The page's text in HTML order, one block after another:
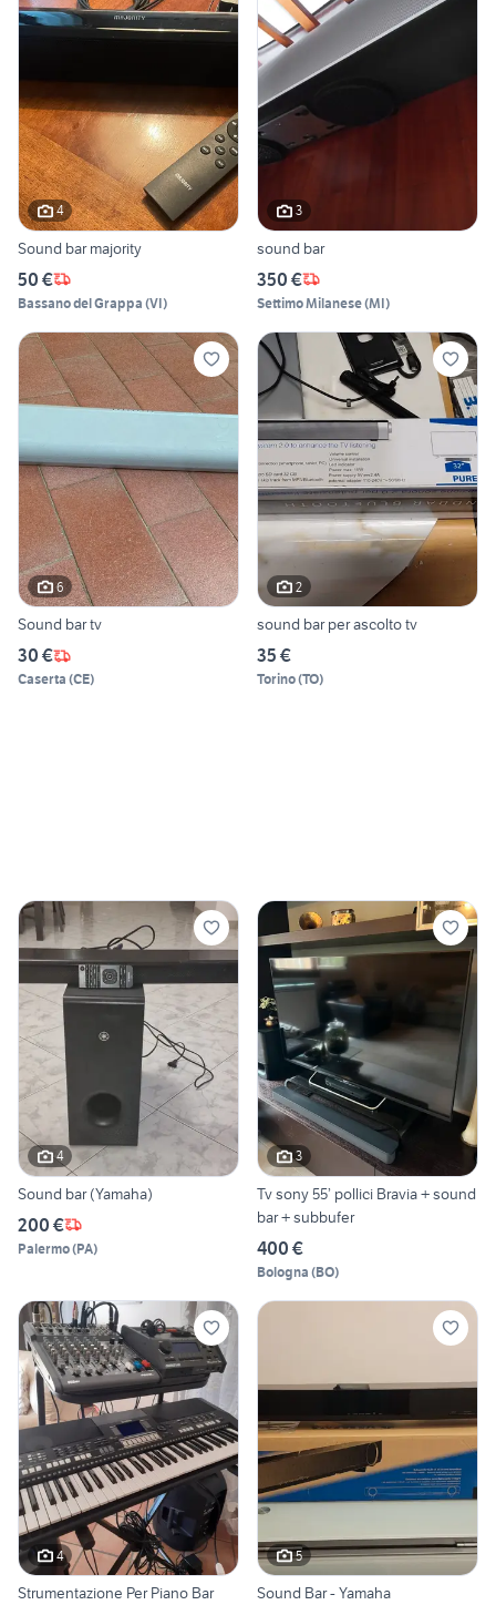
4
Sound bar majority
50 €
Bassano del Grappa (VI)
3
sound bar
350 €
Settimo Milanese(MI)
6
Sound bar tv
30 €
Caserta (CE)
2
sound bar per ascolto tv
35 €
Torino(TO)
4
Sound bar (Yamaha)
200 €
Palermo(PA)
3
Tv sony 55’ pollici Bravia + sound
bar + subbufer
400 €
Bologna (BO)
4
Strumentazione Per Piano Bar
5
Sound Bar - Yamaha